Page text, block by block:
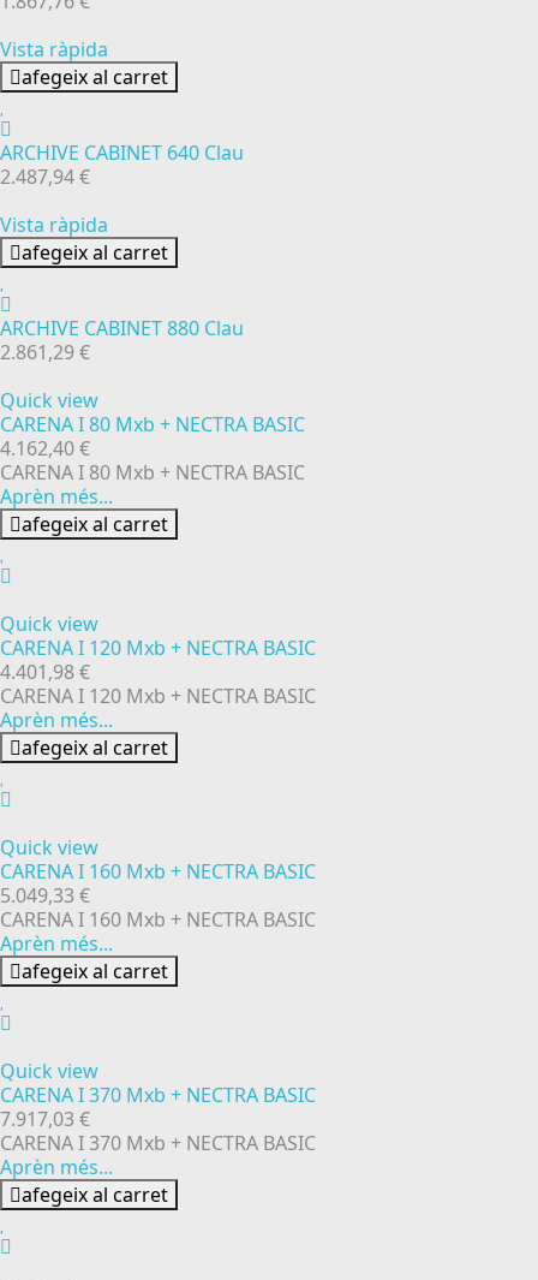
Vista ràpida
afegeix al carret
ARCHIVE CABINET 640 Clau
2.487,94 €
Vista ràpida
afegeix al carret
ARCHIVE CABINET 880 Clau
2.861,29 €
Quick view
CARENA I 80 Mxb + NECTRA BASIC
4.162,40 €
CARENA I 80 Mxb + NECTRA BASIC
Aprèn més...
afegeix al carret
Quick view
CARENA I 120 Mxb + NECTRA BASIC
4.401,98 €
CARENA I 120 Mxb + NECTRA BASIC
Aprèn més...
afegeix al carret
Quick view
CARENA I 160 Mxb + NECTRA BASIC
5.049,33 €
CARENA I 160 Mxb + NECTRA BASIC
Aprèn més...
afegeix al carret
Quick view
CARENA I 370 Mxb + NECTRA BASIC
7.917,03 €
CARENA I 370 Mxb + NECTRA BASIC
Aprèn més...
afegeix al carret